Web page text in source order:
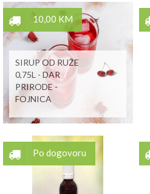
10,00 KM
SIRUP OD RUŽE
0,75L - DAR
PRIRODE -
FOJNICA
Po dogovoru